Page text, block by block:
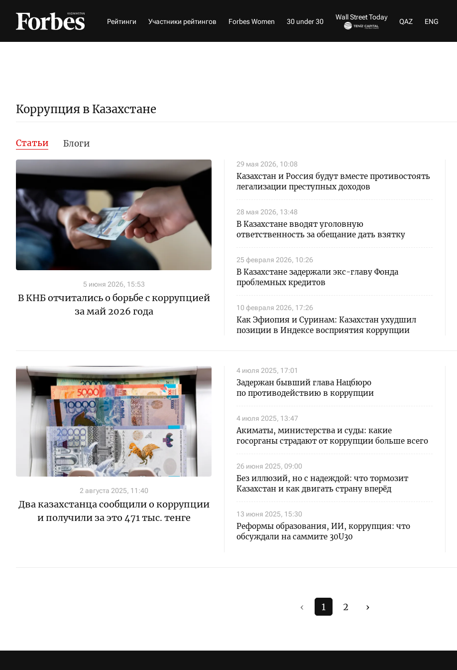
Рейтинги Участники рейтингов Forbes Women 30 under 30
Wall Street Today
QAZ ENG
Коррупция в Казахстане
Статьи Блоги
5 июня 2026, 15:53
В КНБ отчитались о борьбе с коррупцией
за май 2026 года
29 мая 2026, 10:08
Казахстан и Россия будут вместе противостоять
легализации преступных доходов
28 мая 2026, 13:48
В Казахстане вводят уголовную
ответственность за обещание дать взятку
25 февраля 2026, 10:26
В Казахстане задержали экс-главу Фонда
проблемных кредитов
10 февраля 2026, 17:26
Как Эфиопия и Суринам: Казахстан ухудшил
позиции в Индексе восприятия коррупции
2 августа 2025, 11:40
Два казахстанца сообщили о коррупции
и получили за это 471 тыс. тенге
4 июля 2025, 17:01
Задержан бывший глава Нацбюро
по противодействию в коррупции
4 июля 2025, 13:47
Акиматы, министерства и суды: какие
госорганы страдают от коррупции больше всего
26 июня 2025, 09:00
Без иллюзий, но с надеждой: что тормозит
Казахстан и как двигать страну вперёд
13 июня 2025, 15:30
Реформы образования, ИИ, коррупция: что
обсуждали на саммите 30U30
‹ 1 2 ›